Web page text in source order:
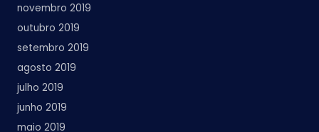
novembro 2019
outubro 2019
setembro 2019
agosto 2019
julho 2019
junho 2019
maio 2019